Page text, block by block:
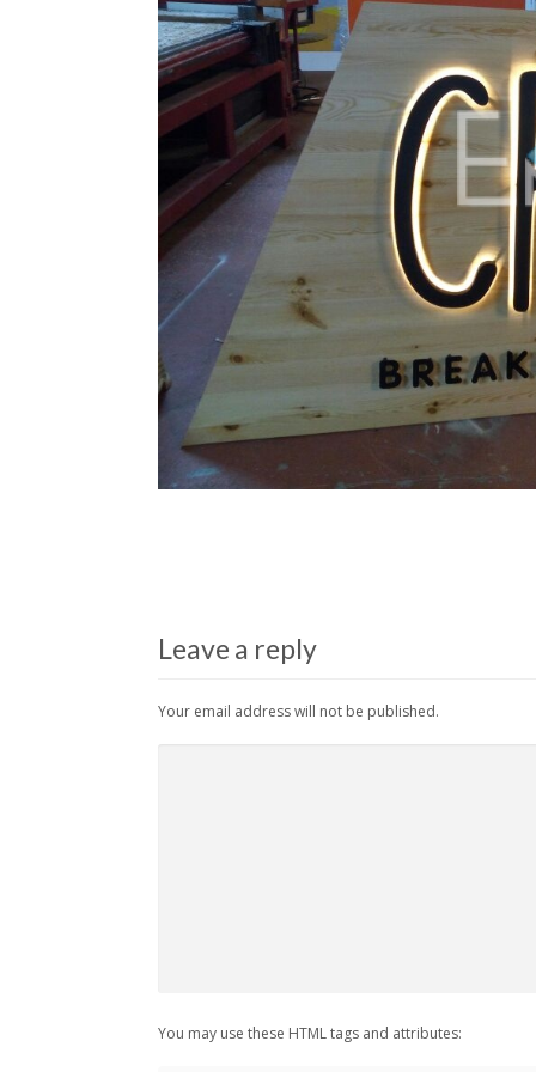
Leave a reply
Your email address will not be published.
You may use these HTML tags and attributes: